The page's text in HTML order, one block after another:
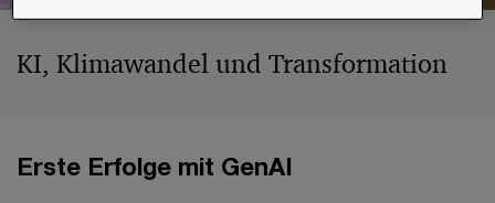
KI, Klimawandel und Transformation
Erste Erfolge mit GenAI